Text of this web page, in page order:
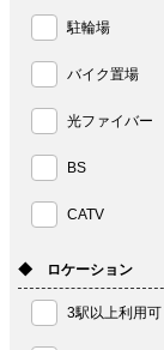
駐輪場
バイク置場
光ファイバー
BS
CATV
◆ ロケーション
3駅以上利用可